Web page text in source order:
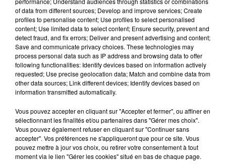
soirée théâtre et improvisation, animée par des jeunes
de la région. Le festival est organisé par le service
jeunesse de Rouffach et soutenu par plusieurs
institutions. En parallèle, une résidence artistique
permettra à une cinquantaine d'adolescents de s'initier
à diverses disciplines artistiques, du mapping à la
musique, dans un cadre collaboratif.
LES AUTRES ACTUALITÉS
of data from different sources; Develop and improve services; Create
profiles to personalise content; Use profiles to select personalised
content; Use limited data to select content; Ensure security, prevent and
detect fraud, and fix errors; Deliver and present advertising and content;
Save and communicate privacy choices. These technologies may
process personal data such as IP address and browsing data to offer
following functionalities: Identify devices based on information actively
requested; Use precise geolocation data; Match and combine data from
other data sources; Link different devices; Identify devices based on
information transmitted automatically.
Vous pouvez accepter en cliquant sur "Accepter et fermer", ou affiner en
sélectionnant les finalités et/ou partenaires dans "Gérer mes choix".
Vous pouvez également refuser en cliquant sur "Continuer sans
accepter". Vos préférences ne s'appliqueront que pour ce site. Vous
pouvez mettre à jour vos choix, ou retirer votre consentement à tout
moment via le lien "Gérer les cookies" situé en bas de chaque page.